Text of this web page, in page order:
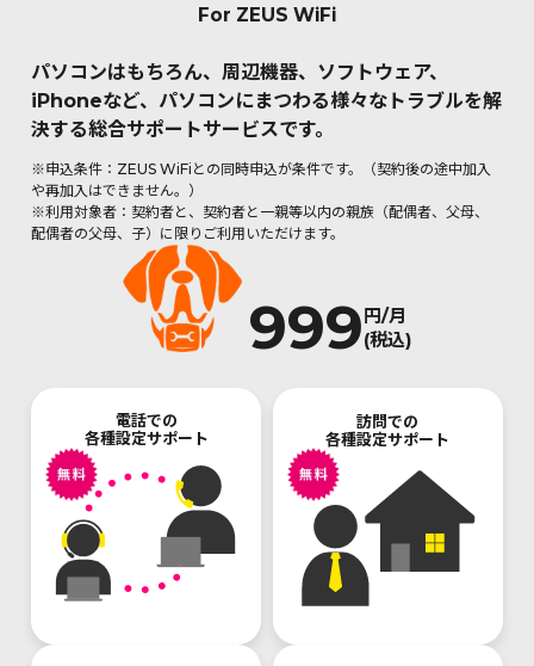
For ZEUS WiFi
パソコンはもちろん、周辺機器、ソフトウェア、
iPhoneなど、 パソコンにまつわる様々なトラブルを解
決する総合サポートサービスです。
※申込条件：ZEUS WiFiとの同時申込が条件です。（契約後の途中加入
や再加入はできません。）
※利用対象者：契約者と、契約者と一親等以内の親族（配偶者、父母、
配偶者の父母、子）に限りご利用いただけます。
999円/月
(税込)
電話での
各種設定サポート
訪問での
各種設定サポート